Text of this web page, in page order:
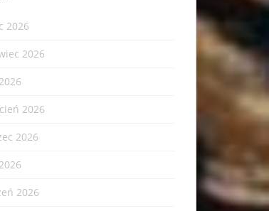
2026
2026
2026
2026
2026